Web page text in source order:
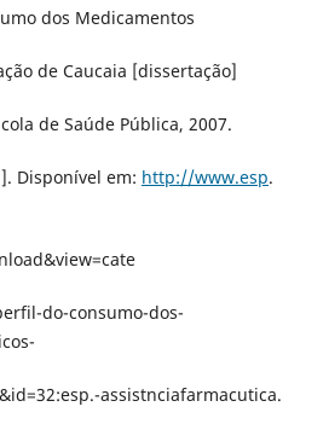
dos Medicamentos
de Caucaia [dissertação]
de Saúde Pública, 2007.
Disponível em: http://www.esp.
do-consumo-dos-
assistnciafarmacutica.